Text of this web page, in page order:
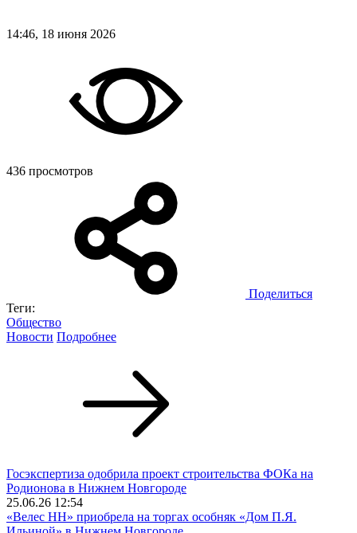
14:46, 18 июня 2026
436 просмотров
Поделиться
Теги:
Общество
Новости Подробнее
Госэкспертиза одобрила проект строительства ФОКа на
Родионова в Нижнем Новгороде
25.06.26 12:54
«Велес НН» приобрела на торгах особняк «Дом П.Я.